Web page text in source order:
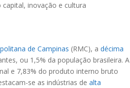
inovação e cultura
de Campinas (RMC), a décima
ou 1,5% da população brasileira. A
e 7,83% do produto interno bruto
se as indústrias de alta